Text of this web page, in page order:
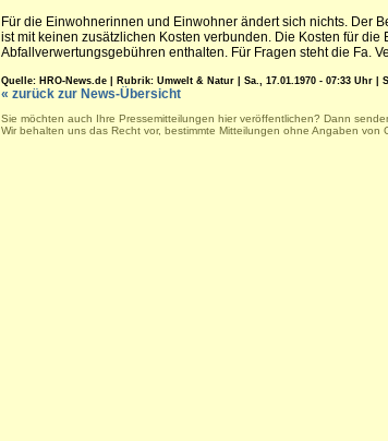
Für die Einwohnerinnen und Einwohner ändert sich nichts. Der
ist mit keinen zusätzlichen Kosten verbunden. Die Kosten für
Abfallverwertungsgebühren enthalten. Für Fragen steht die Fa.
Quelle: HRO-News.de | Rubrik: Umwelt & Natur | Sa., 17.01.1970 - 07:33 Uhr |
« zurück zur News-Übersicht
Sie möchten auch Ihre Pressemitteilungen hier veröffentlichen? Dann
Wir behalten uns das Recht vor, bestimmte Mitteilungen ohne Angaben von